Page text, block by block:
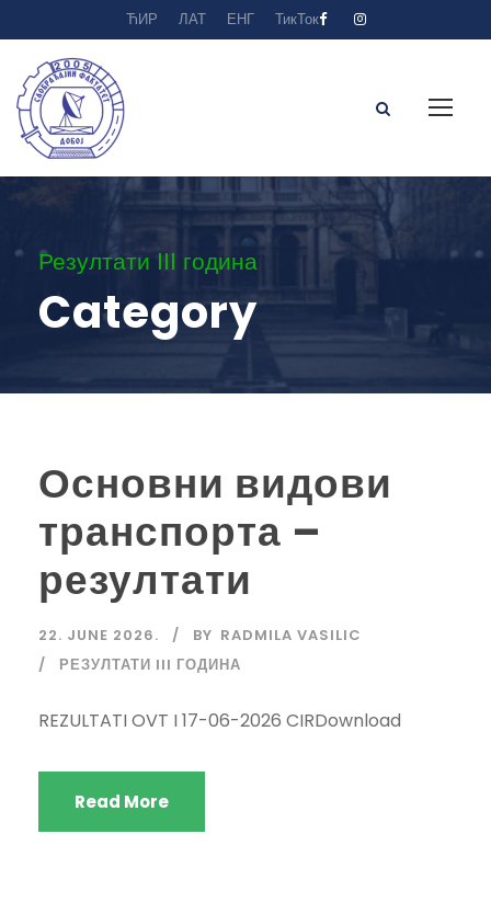
ЋИР ЛАТ ЕНГ ТикТок
Резултати III година
Category
Основни видови
транспорта –
резултати
22. JUNE 2026. BY RADMILA VASILIC
РЕЗУЛТАТИ III ГОДИНА
REZULTATI OVT I 17-06-2026 CIRDownload
Read More